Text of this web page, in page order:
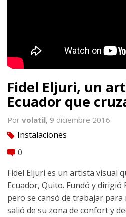
Fidel Eljuri, un
Ecuador que
Por volatil, 9 diciembre 2016
tag Instalaciones
comment 0
Fidel Eljuri es un artista visual
Ecuador, Quito. Fundó y
pero se cansó de trabajar para
salió de su zona de confort y